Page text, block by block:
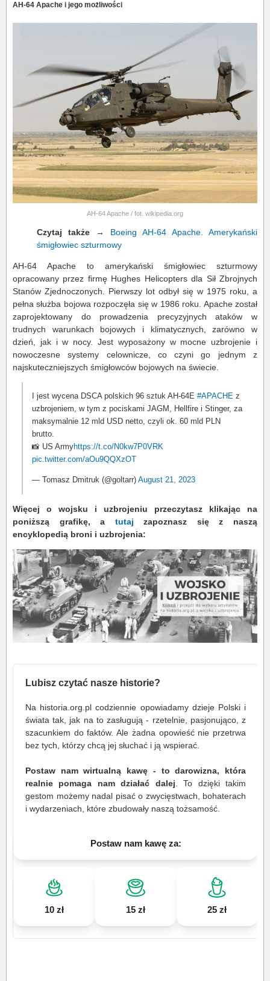
AH-64 Apache i jego możliwości
AH-64 Apache / fot. wikipedia.org
Czytaj także → Boeing AH-64 Apache. Amerykański
śmigłowiec szturmowy
AH-64 Apache to amerykański śmigłowiec szturmowy
opracowany przez firmę Hughes Helicopters dla Sił Zbrojnych
Stanów Zjednoczonych. Pierwszy lot odbył się w 1975 roku, a
pełna służba bojowa rozpoczęła się w 1986 roku. Apache został
zaprojektowany do prowadzenia precyzyjnych ataków w
trudnych warunkach bojowych i klimatycznych, zarówno w
dzień, jak i w nocy. Jest wyposażony w mocne uzbrojenie i
nowoczesne systemy celownicze, co czyni go jednym z
najskuteczniejszych śmigłowców bojowych na świecie.
I jest wycena DSCA polskich 96 sztuk AH-64E #APACHE z
uzbrojeniem, w tym z pociskami JAGM, Hellfire i Stinger, za
maksymalnie 12 mld USD netto, czyli ok. 60 mld PLN
brutto.
📸 US Armyhttps://t.co/N0kw7P0VRK
pic.twitter.com/aOu9QQXzOT
— Tomasz Dmitruk (@goltarr) August 21, 2023
Więcej o wojsku i uzbrojeniu przeczytasz klikając na
poniższą grafikę, a tutaj zapoznasz się z naszą
encyklopedią broni i uzbrojenia:
Lubisz czytać nasze historie?
Na historia.org.pl codziennie opowiadamy dzieje Polski i
świata tak, jak na to zasługują - rzetelnie, pasjonująco, z
szacunkiem do faktów. Ale żadna opowieść nie przetrwa
bez tych, którzy chcą jej słuchać i ją wspierać.
Postaw nam wirtualną kawę - to darowizna, która
realnie pomaga nam działać dalej . To dzięki takim
gestom możemy nadal pisać o zwycięstwach, bohaterach
i wydarzeniach, które zbudowały naszą tożsamość.
Postaw nam kawę za:
10 zł 15 zł 25 zł